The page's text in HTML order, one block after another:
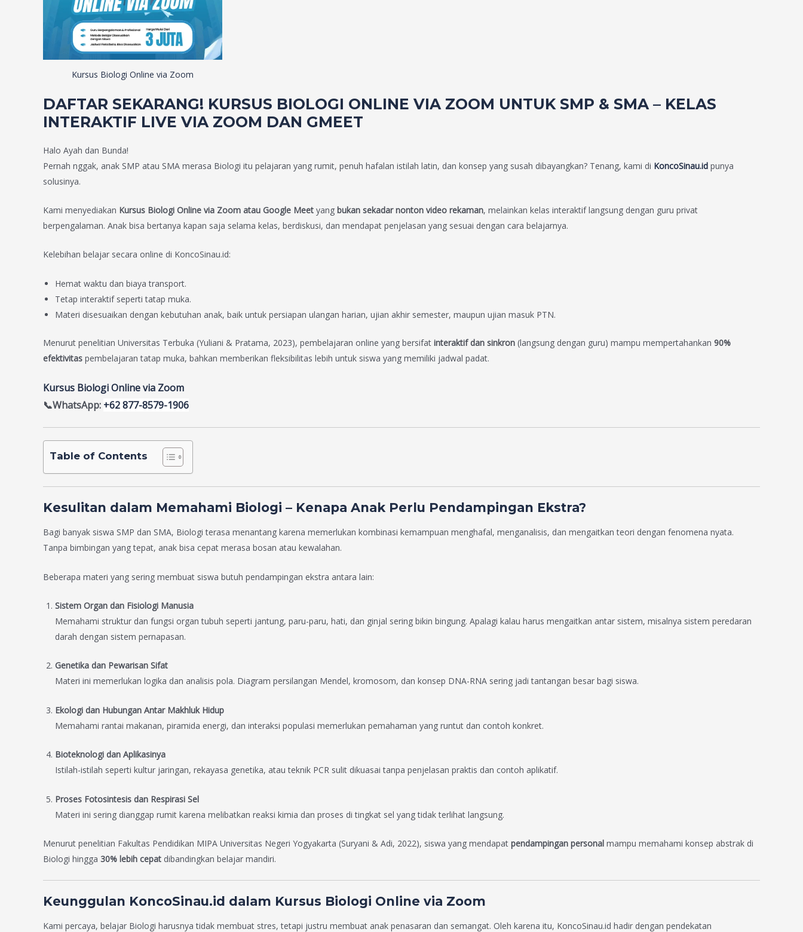
Kursus Biologi Online via Zoom
DAFTAR SEKARANG! KURSUS BIOLOGI ONLINE VIA ZOOM UNTUK SMP & SMA – KELAS
INTERAKTIF LIVE VIA ZOOM DAN GMEET
Halo Ayah dan Bunda!
Pernah nggak, anak SMP atau SMA merasa Biologi itu pelajaran yang rumit, penuh hafalan istilah latin, dan konsep yang susah dibayangkan? Tenang, kami di KoncoSinau.id punya
solusinya.
Kami menyediakan Kursus Biologi Online via Zoom atau Google Meet yang bukan sekadar nonton video rekaman, melainkan kelas interaktif langsung dengan guru privat
berpengalaman. Anak bisa bertanya kapan saja selama kelas, berdiskusi, dan mendapat penjelasan yang sesuai dengan cara belajarnya.
Kelebihan belajar secara online di KoncoSinau.id:
Hemat waktu dan biaya transport.
Tetap interaktif seperti tatap muka.
Materi disesuaikan dengan kebutuhan anak, baik untuk persiapan ulangan harian, ujian akhir semester, maupun ujian masuk PTN.
Menurut penelitian Universitas Terbuka (Yuliani & Pratama, 2023), pembelajaran online yang bersifat interaktif dan sinkron (langsung dengan guru) mampu mempertahankan 90%
efektivitas pembelajaran tatap muka, bahkan memberikan fleksibilitas lebih untuk siswa yang memiliki jadwal padat.
Kursus Biologi Online via Zoom
📞WhatsApp: +62 877-8579-1906
Table of Contents
Kesulitan dalam Memahami Biologi – Kenapa Anak Perlu Pendampingan Ekstra?
Bagi banyak siswa SMP dan SMA, Biologi terasa menantang karena memerlukan kombinasi kemampuan menghafal, menganalisis, dan mengaitkan teori dengan fenomena nyata.
Tanpa bimbingan yang tepat, anak bisa cepat merasa bosan atau kewalahan.
Beberapa materi yang sering membuat siswa butuh pendampingan ekstra antara lain:
Sistem Organ dan Fisiologi Manusia
Memahami struktur dan fungsi organ tubuh seperti jantung, paru-paru, hati, dan ginjal sering bikin bingung. Apalagi kalau harus mengaitkan antar sistem, misalnya sistem peredaran
darah dengan sistem pernapasan.
Genetika dan Pewarisan Sifat
Materi ini memerlukan logika dan analisis pola. Diagram persilangan Mendel, kromosom, dan konsep DNA-RNA sering jadi tantangan besar bagi siswa.
Ekologi dan Hubungan Antar Makhluk Hidup
Memahami rantai makanan, piramida energi, dan interaksi populasi memerlukan pemahaman yang runtut dan contoh konkret.
Bioteknologi dan Aplikasinya
Istilah-istilah seperti kultur jaringan, rekayasa genetika, atau teknik PCR sulit dikuasai tanpa penjelasan praktis dan contoh aplikatif.
Proses Fotosintesis dan Respirasi Sel
Materi ini sering dianggap rumit karena melibatkan reaksi kimia dan proses di tingkat sel yang tidak terlihat langsung.
Menurut penelitian Fakultas Pendidikan MIPA Universitas Negeri Yogyakarta (Suryani & Adi, 2022), siswa yang mendapat pendampingan personal mampu memahami konsep abstrak di
Biologi hingga 30% lebih cepat dibandingkan belajar mandiri.
Keunggulan KoncoSinau.id dalam Kursus Biologi Online via Zoom
Kami percaya, belajar Biologi harusnya tidak membuat stres, tetapi justru membuat anak penasaran dan semangat. Oleh karena itu, KoncoSinau.id hadir dengan pendekatan